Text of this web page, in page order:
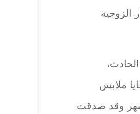
الزوجية
ملابس
وقد صدقت